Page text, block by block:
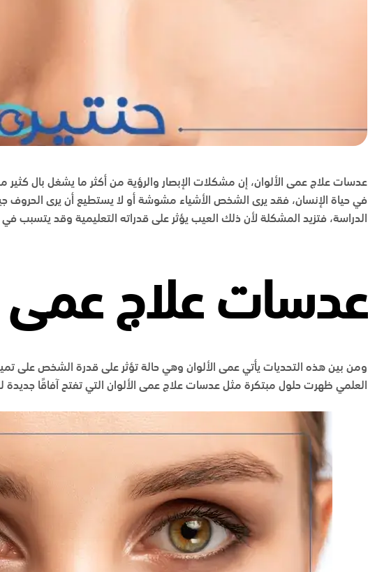
عدسات علاج عمى الألوان، إن مشكلات الإبصار والرؤية من أكثر ما يشغل بال كثير
في حياة الإنسان، فقد يرى الشخص الأشياء مشوشة أو لا يستطيع أن يرى الحروف
الدراسة، فتزيد المشكلة لأن ذلك العيب يؤثر على قدراته التعليمية وقد يتسبب
عدسات علاج عمى
ومن بين هذه التحديات يأتي عمى الألوان وهي حالة تؤثر على قدرة الشخص على
العلمي ظهرت حلول مبتكرة مثل عدسات علاج عمى الألوان التي تفتح آفاقًا جديدة